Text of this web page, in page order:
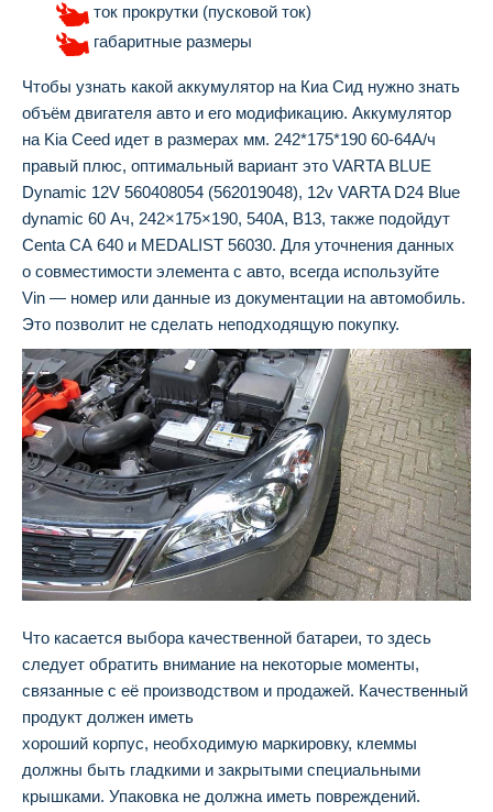
ток прокрутки (пусковой ток)
габаритные размеры
Чтобы узнать какой аккумулятор на Киа Сид нужно знать
объём двигателя авто и его модификацию. Аккумулятор
на Kia Ceed идет в размерах мм. 242*175*190 60-64А/ч
правый плюс, оптимальный вариант это VARTA BLUE
Dynamic 12V 560408054 (562019048), 12v VARTA D24 Blue
dynamic 60 Ач, 242×175×190, 540А, B13, также подойдут
Centa CA 640 и MEDALIST 56030. Для уточнения данных
о совместимости элемента с авто, всегда используйте
Vin — номер или данные из документации на автомобиль.
Это позволит не сделать неподходящую покупку.
Что касается выбора качественной батареи, то здесь
следует обратить внимание на некоторые моменты,
связанные с её производством и продажей. Качественный
продукт должен иметь
хороший корпус, необходимую маркировку, клеммы
должны быть гладкими и закрытыми специальными
крышками. Упаковка не должна иметь повреждений.